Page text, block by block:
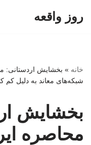
روز واقعه
خانه » بخشایش اردستانی:
شبکه‌های معاند به دلیل
بخشایش
محاصره